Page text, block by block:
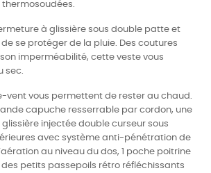
à glissière sous double patte et
se protéger de la pluie. Des coutures
imperméabilité, cette veste vous
sec.
vent vous permettent de rester au chaud.
capuche resserrable par cordon, une
injectée double curseur sous
avec système anti-pénétration de
au niveau du dos, 1 poche poitrine
petits passepoils rétro réfléchissants